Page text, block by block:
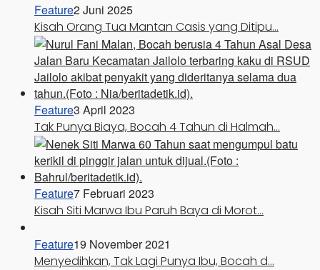
Feature2 Juni 2025
Kisah Orang Tua Mantan Casis yang Ditipu…
Feature3 April 2023
Tak Punya Biaya, Bocah 4 Tahun di Halmah…
Feature7 Februari 2023
Kisah Siti Marwa Ibu Paruh Baya di Morot…
Feature19 November 2021
Menyedihkan, Tak Lagi Punya Ibu, Bocah d…